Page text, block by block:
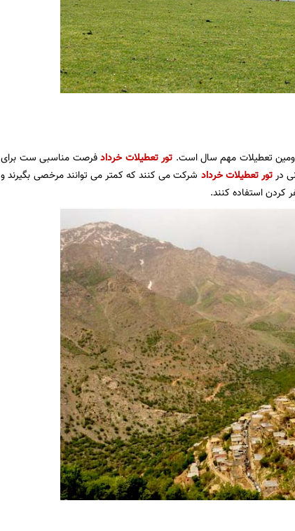
تعطیلات مهم سال است. تور تعطیلات خردادفرصت مناسبی ست برای
درتور تعطیلات خرداد شرکت می کنند که کمتر می توانند مرخصی بگیرند و
استفاده کنند.